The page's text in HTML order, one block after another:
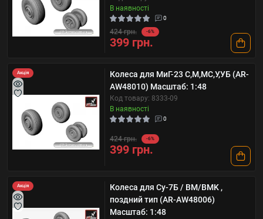
В наявності
0
424 грн. -6%
399 грн.
Акція
Колеса для МиГ-23 С,М,МС,У,УБ (AR-
AW48010) Масштаб: 1:48
Код товару: 8333-09
В наявності
0
424 грн. -6%
399 грн.
Акція
Колеса для Су-7Б / BM/BMK ,
поздний тип (AR-AW48006)
Масштаб: 1:48